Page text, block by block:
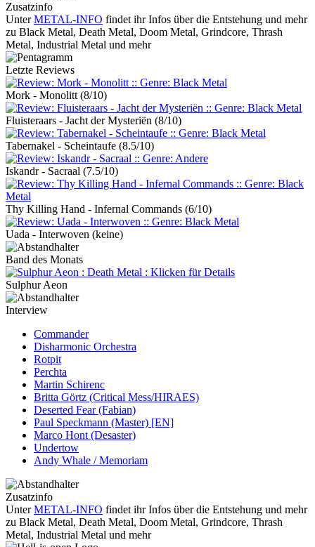
Zusatzinfo
UnterMETAL-INFO findet ihr Infos über die Entstehung und mehr
zu Black Metal, Death Metal, Doom Metal, Grindcore, Thrash
Metal, Industrial Metal und mehr
Letzte Reviews
Mork - Monolitt (8/10)
Fluisteraars - Jacht der Mysteriën (8/10)
Tabernakel - Scheintaufe (8.5/10)
Iskandr - Sacraal (7.5/10)
Thy Killing Hand - Infernal Commands (6/10)
Uada - Interwoven (keine)
Band des Monats
Sulphur Aeon
Interview
Commander
Disharmonic Orchestra
Rotpit
Perchta
Martin Schirenc
Britta Görtz (Critical Mess/HIRAES)
Deserted Fear (Fabian)
Paul Speckmann (Master) [EN]
Marco Hont (Desaster)
Undertow
Andy Whale / Memoriam
Zusatzinfo
UnterMETAL-INFO findet ihr Infos über die Entstehung und mehr
zu Black Metal, Death Metal, Doom Metal, Grindcore, Thrash
Metal, Industrial Metal und mehr